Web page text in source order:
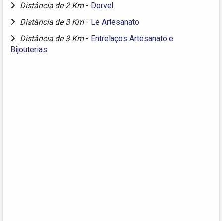
Distância de 2 Km - Dorvel
Distância de 3 Km - Le Artesanato
Distância de 3 Km - Entrelaços Artesanato e
Bijouterias